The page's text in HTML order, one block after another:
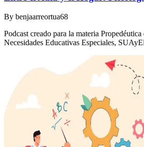
By benjaarreortua68
Podcast creado para la materia
Necesidades Educativas Especiales,